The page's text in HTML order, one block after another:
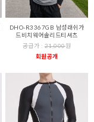
DHO-R3367GB 남성래쉬가
드비치웨어솔리드티셔츠
공급가 : 21,000원
회원공개